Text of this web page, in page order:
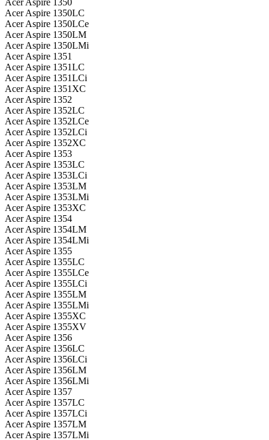
Acer Aspire 1350
Acer Aspire 1350LC
Acer Aspire 1350LCe
Acer Aspire 1350LM
Acer Aspire 1350LMi
Acer Aspire 1351
Acer Aspire 1351LC
Acer Aspire 1351LCi
Acer Aspire 1351XC
Acer Aspire 1352
Acer Aspire 1352LC
Acer Aspire 1352LCe
Acer Aspire 1352LCi
Acer Aspire 1352XC
Acer Aspire 1353
Acer Aspire 1353LC
Acer Aspire 1353LCi
Acer Aspire 1353LM
Acer Aspire 1353LMi
Acer Aspire 1353XC
Acer Aspire 1354
Acer Aspire 1354LM
Acer Aspire 1354LMi
Acer Aspire 1355
Acer Aspire 1355LC
Acer Aspire 1355LCe
Acer Aspire 1355LCi
Acer Aspire 1355LM
Acer Aspire 1355LMi
Acer Aspire 1355XC
Acer Aspire 1355XV
Acer Aspire 1356
Acer Aspire 1356LC
Acer Aspire 1356LCi
Acer Aspire 1356LM
Acer Aspire 1356LMi
Acer Aspire 1357
Acer Aspire 1357LC
Acer Aspire 1357LCi
Acer Aspire 1357LM
Acer Aspire 1357LMi